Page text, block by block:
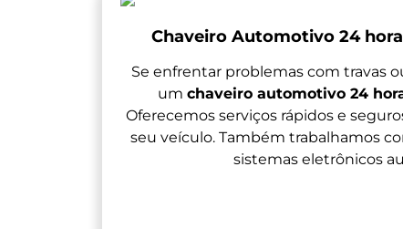
Chaveiro Automotivo 24
Se enfrentar problemas com travas
um chaveiro automotivo 24
Oferecemos serviços rápidos e
seu veículo. Também trabalhamos
sistemas eletrônicos